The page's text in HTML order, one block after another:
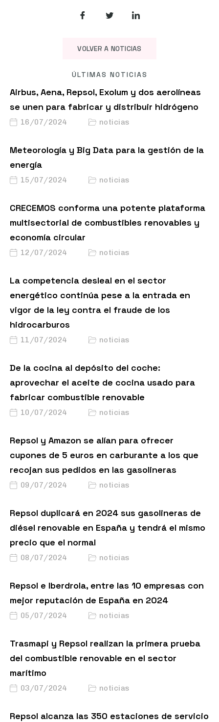
VOLVER A NOTICIAS
ÚLTIMAS NOTICIAS
Airbus, Aena, Repsol, Exolum y dos aerolíneas
se unen para fabricar y distribuir hidrógeno
16/07/2024 noticias
Meteorología y Big Data para la gestión de la
energía
15/07/2024 noticias
CRECEMOS conforma una potente plataforma
multisectorial de combustibles renovables y
economía circular
12/07/2024 noticias
La competencia desleal en el sector
energético continúa pese a la entrada en
vigor de la ley contra el fraude de los
hidrocarburos
11/07/2024 noticias
De la cocina al depósito del coche:
aprovechar el aceite de cocina usado para
fabricar combustible renovable
10/07/2024 noticias
Repsol y Amazon se alían para ofrecer
cupones de 5 euros en carburante a los que
recojan sus pedidos en las gasolineras
09/07/2024 noticias
Repsol duplicará en 2024 sus gasolineras de
diésel renovable en España y tendrá el mismo
precio que el normal
08/07/2024 noticias
Repsol e Iberdrola, entre las 10 empresas con
mejor reputación de España en 2024
05/07/2024 noticias
Trasmapi y Repsol realizan la primera prueba
del combustible renovable en el sector
marítimo
03/07/2024 noticias
Repsol alcanza las 350 estaciones de servicio